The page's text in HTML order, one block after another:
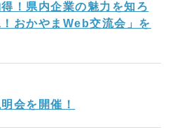
！県内企業の魅力を知ろ
おかやまWeb交流会」を
会を開催！